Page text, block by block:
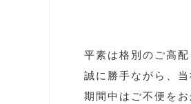
平素は格別のご高
誠に勝手ながら、
期間中はご不便を